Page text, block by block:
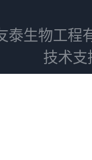
泰生物工程
技术